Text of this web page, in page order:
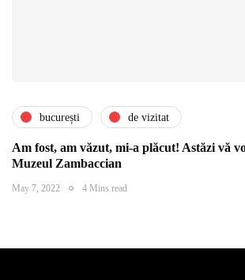
bucurești de vizitat
Am fost, am văzut, mi-a plăcut! Astăzi vă
Muzeul Zambaccian
May 7, 2022 4 Mins read